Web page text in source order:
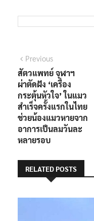
แนะแนว
เรื่อง
PreviousPrevious
post:
สัตวแพทย์ จุฬาฯ
ผ่าตัดฝัง ‘เครื่อง
กระตุ้นหัวใจ’ ในแมว
สำเร็จครั้งแรกในไทย
ช่วยน้องแมวหายจาก
อาการเป็นลมวันละ
หลายรอบ
RELATED POSTS